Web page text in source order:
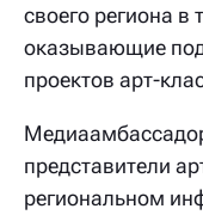
своего региона в
оказывающие
проектов арт-
представители
региональном